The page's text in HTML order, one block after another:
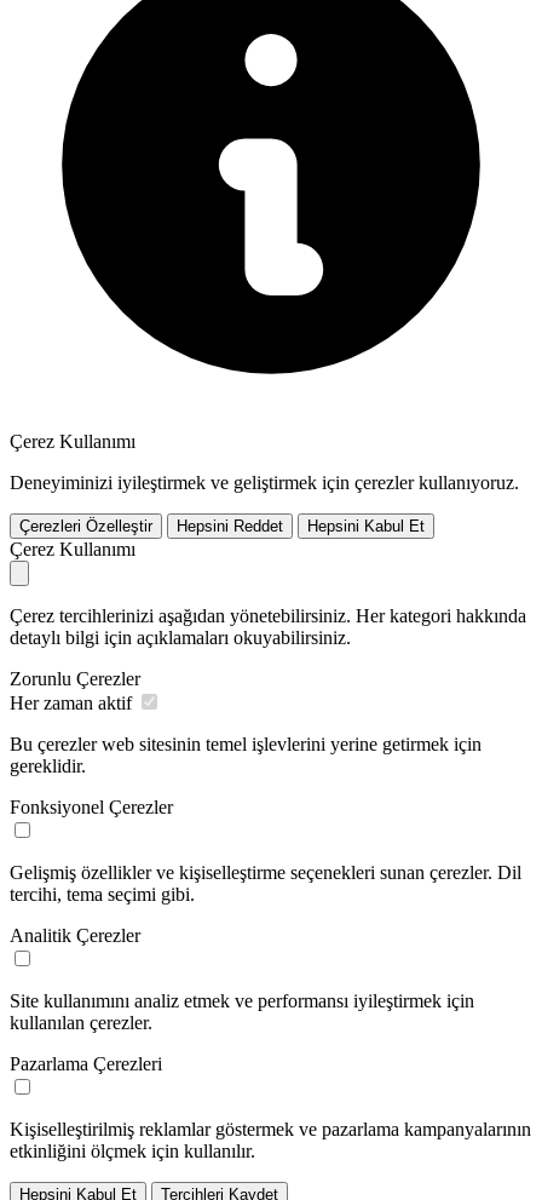
Çerez Kullanımı
Deneyiminizi iyileştirmek ve geliştirmek için çerezler kullanıyoruz.
Çerezleri Özelleştir Hepsini Reddet Hepsini Kabul Et
Çerez Kullanımı
Çerez tercihlerinizi aşağıdan yönetebilirsiniz. Her kategori hakkında
detaylı bilgi için açıklamaları okuyabilirsiniz.
Zorunlu Çerezler
Her zaman aktif
Bu çerezler web sitesinin temel işlevlerini yerine getirmek için
gereklidir.
Fonksiyonel Çerezler
Gelişmiş özellikler ve kişiselleştirme seçenekleri sunan çerezler. Dil
tercihi, tema seçimi gibi.
Analitik Çerezler
Site kullanımını analiz etmek ve performansı iyileştirmek için
kullanılan çerezler.
Pazarlama Çerezleri
Kişiselleştirilmiş reklamlar göstermek ve pazarlama kampanyalarının
etkinliğini ölçmek için kullanılır.
Hepsini Kabul Et Tercihleri Kaydet